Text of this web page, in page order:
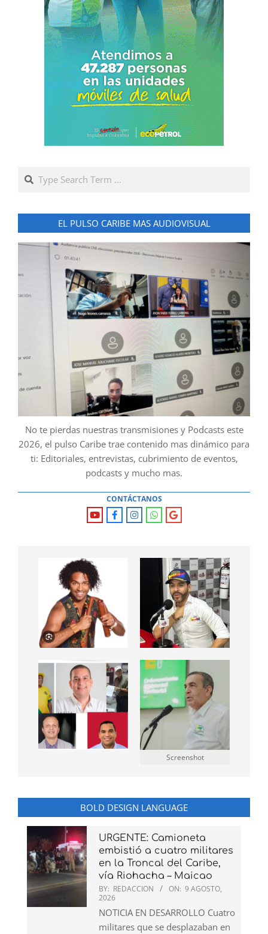
Search
EL PULSO CARIBE MAS AUDIOVISUAL
No te pierdas nuestras transmisiones y Podcasts este
2026, el pulso Caribe trae contenido mas dinámico para
ti: Editoriales, entrevistas, cubrimiento de eventos,
podcasts y mucho mas.
CONTÁCTANOS
Screenshot
BOLD DESIGN LANGUAGE
URGENTE: Camioneta
embistió a cuatro militares
en la Troncal del Caribe,
vía Riohacha – Maicao
BY: REDACCION ON: 9 AGOSTO,
2026
NOTICIA EN DESARROLLO Cuatro
militares que se desplazaban en